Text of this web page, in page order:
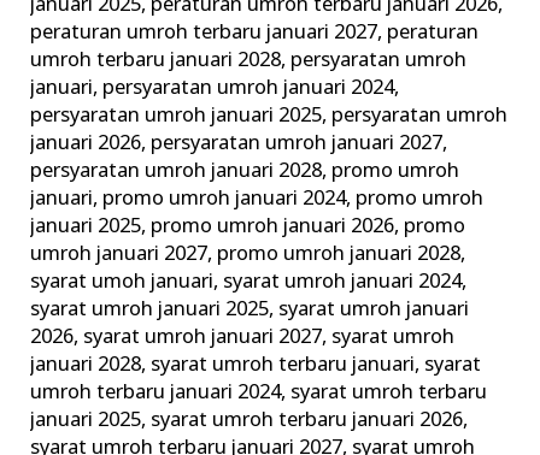
januari 2025, peraturan umroh terbaru januari 2026,
peraturan umroh terbaru januari 2027, peraturan
umroh terbaru januari 2028, persyaratan umroh
januari, persyaratan umroh januari 2024,
persyaratan umroh januari 2025, persyaratan umroh
januari 2026, persyaratan umroh januari 2027,
persyaratan umroh januari 2028, promo umroh
januari, promo umroh januari 2024, promo umroh
januari 2025, promo umroh januari 2026, promo
umroh januari 2027, promo umroh januari 2028,
syarat umoh januari, syarat umroh januari 2024,
syarat umroh januari 2025, syarat umroh januari
2026, syarat umroh januari 2027, syarat umroh
januari 2028, syarat umroh terbaru januari, syarat
umroh terbaru januari 2024, syarat umroh terbaru
januari 2025, syarat umroh terbaru januari 2026,
syarat umroh terbaru januari 2027, syarat umroh